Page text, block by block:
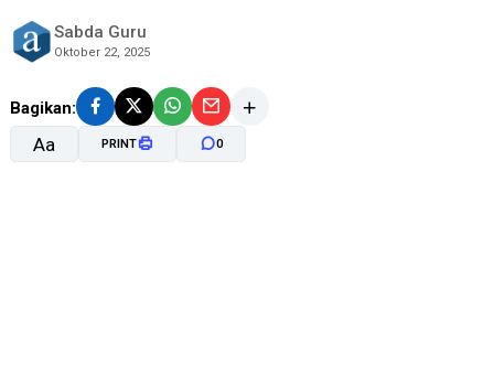
Sabda Guru
Oktober 22, 2025
Bagikan:
Aa PRINT 0